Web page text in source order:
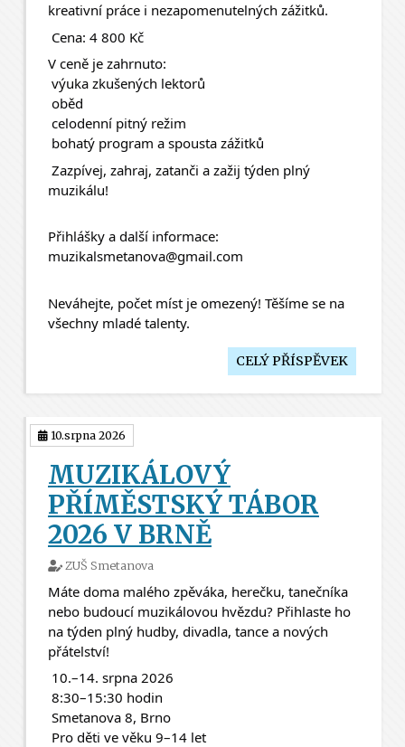
kreativní práce i nezapomenutelných zážitků.
Cena: 4 800 Kč
V ceně je zahrnuto:
výuka zkušených lektorů
oběd
celodenní pitný režim
bohatý program a spousta zážitků
muzikálu!
Přihlášky a další informace:
muzikalsmetanova@gmail.com
Neváhejte, počet míst je omezený! Těšíme se na
všechny mladé talenty.
CELÝ PŘÍSPĚVEK
10.srpna 2026
MUZIKÁLOVÝ
PŘÍMĚSTSKÝ TÁBOR
2026 V BRNĚ
ZUŠ Smetanova
Máte doma malého zpěváka, herečku, tanečníka
nebo budoucí muzikálovou hvězdu? Přihlaste ho
na týden plný hudby, divadla, tance a nových
přátelství!
10.–14. srpna 2026
8:30–15:30 hodin
Smetanova 8, Brno
Pro děti ve věku 9–14 let